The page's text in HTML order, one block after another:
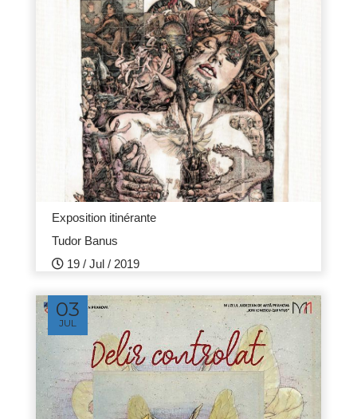
Exposition itinérante
Tudor Banus
19 / Jul / 2019
03
JUL